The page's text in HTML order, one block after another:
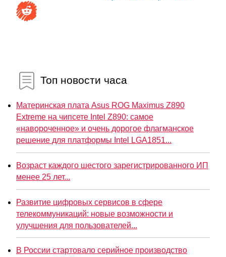
Топ новости часа
Материнская плата Asus ROG Maximus Z890
Extreme на чипсете Intel Z890: самое
«навороченное» и очень дорогое флагманское
решение для платформы Intel LGA1851...
Возраст каждого шестого зарегистрированного ИП
менее 25 лет...
Развитие цифровых сервисов в сфере
телекоммуникаций: новые возможности и
улучшения для пользователей...
В России стартовало серийное производство